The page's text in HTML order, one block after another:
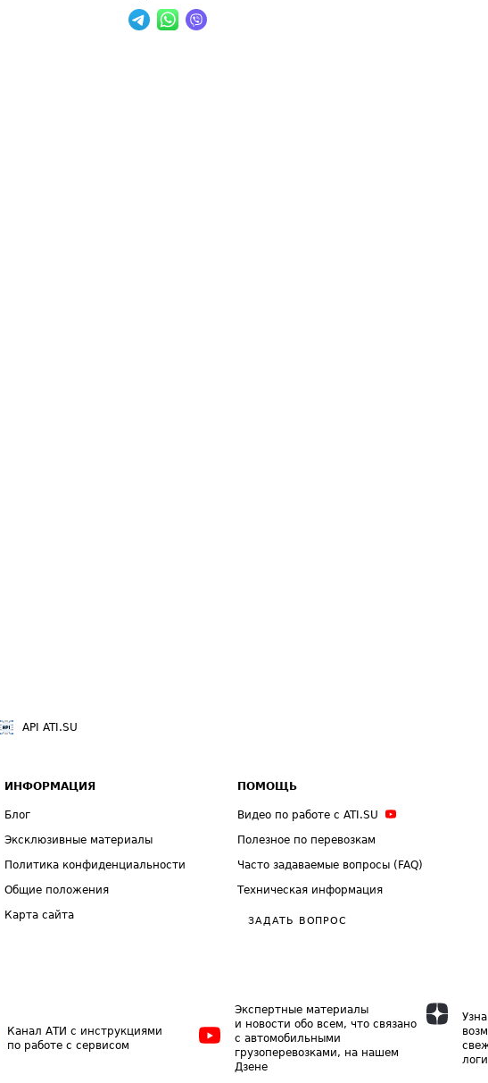
API ATI.SU
ИНФОРМАЦИЯ
Блог
Эксклюзивные материалы
Политика конфиденциальности
Общие положения
Карта сайта
ПОМОЩЬ
Видео по работе с ATI.SU
Полезное по перевозкам
Часто задаваемые вопросы (FAQ)
Техническая информация
ЗАДАТЬ ВОПРОС
Канал АТИ с инструкциями
по работе с сервисом
Экспертные материалы
и новости обо всем, что связано
с автомобильными
грузоперевозками, на нашем
Дзене